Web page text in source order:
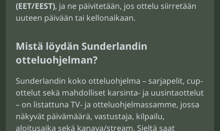
(EET/EEST), ja ne päivitetään, jos ottelu siirretään
uuteen päivään tai kellonaikaan.
Mistä löydän Sunderlandin
otteluohjelman?
Sunderlandin koko otteluohjelma – sarjapelit, cup-
ottelut sekä mahdolliset karsinta- ja uusintaottelut
– on listattuna TV- ja otteluohjelmassamme, jossa
näkyvät päivämäärä, vastustaja, kilpailu,
aloitusaika sekä kanava/stream. Sieltä saat